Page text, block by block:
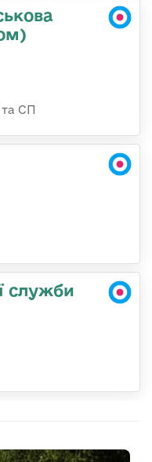
СП
служби